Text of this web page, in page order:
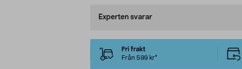
Experten svarar
Fri frakt
Från 599 kr*